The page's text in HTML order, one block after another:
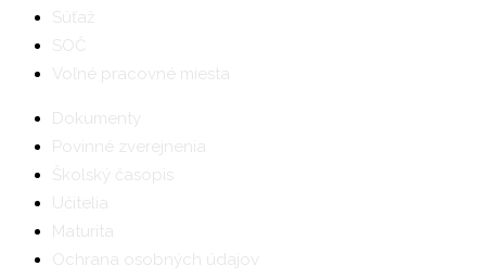
Súťaž
SOČ
Voľné pracovné miesta
Dokumenty
Povinné zverejnenia
Školský časopis
Učitelia
Maturita
Ochrana osobných údajov